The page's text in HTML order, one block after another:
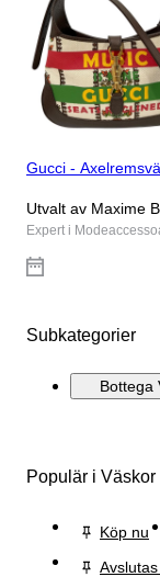
Gucci -
Utvalt av Maxime
Expert i
Subkategorier
Bottega
Populär i Väskor
Köp nu